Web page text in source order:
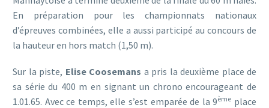
En préparation pour les championnats nationaux
d’épreuves combinées, elle a aussi participé au concours de
la hauteur en hors match (1,50 m).
Sur la piste, Elise Coosemans a pris la deuxième place de
sa série du 400 m en signant un chrono encourageant de
1.01.65. Avec ce temps, elle s’est emparée de la 9ème place